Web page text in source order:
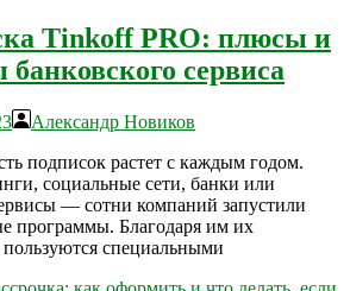
Tinkoff PRO: плюсы и
сервиса
Александр Новиков
подписок растет с каждым годом.
социальные сети, банки или
— сотни компаний запустили
программы. Благодаря им их
пользуются специальными